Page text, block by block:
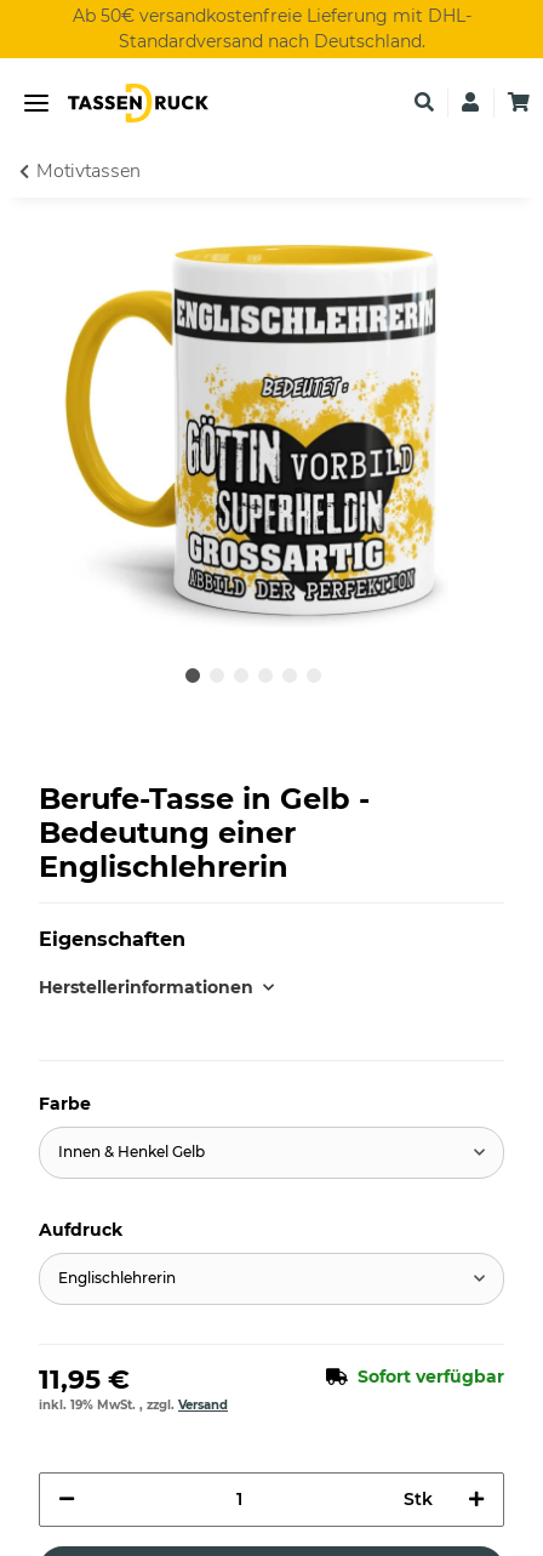
Ab 50€ versandkostenfreie Lieferung mit DHL-
Standardversand nach Deutschland.
Motivtassen
Berufe-Tasse in Gelb -
Bedeutung einer
Englischlehrerin
Eigenschaften
Herstellerinformationen
Farbe
Innen & Henkel Gelb
Aufdruck
Englischlehrerin
11,95 € Sofort verfügbar
inkl. 19% MwSt. , zzgl. Versand
Stk